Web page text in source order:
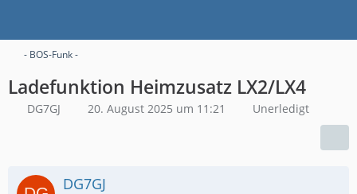
- BOS-Funk -
Ladefunktion Heimzusatz LX2/LX4
DG7GJ 20. August 2025 um 11:21 Unerledigt
DG7GJ